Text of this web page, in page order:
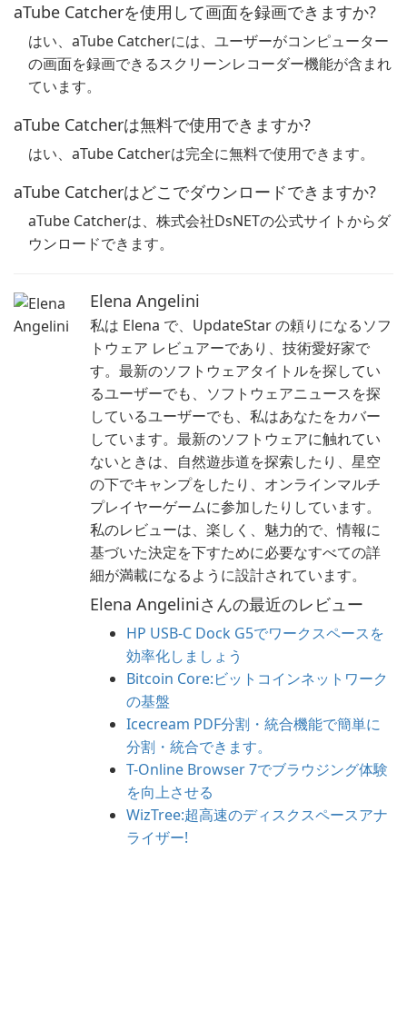
aTube Catcherを使用して画面を録画できますか?
はい、aTube Catcherには、ユーザーがコンピューター
の画面を録画できるスクリーンレコーダー機能が含まれ
ています。
aTube Catcherは無料で使用できますか?
はい、aTube Catcherは完全に無料で使用できます。
aTube Catcherはどこでダウンロードできますか?
aTube Catcherは、株式会社DsNETの公式サイトからダ
ウンロードできます。
Elena Angelini
私は Elena で、UpdateStar の頼りになるソフ
トウェア レビュアーであり、技術愛好家で
す。最新のソフトウェアタイトルを探してい
るユーザーでも、ソフトウェアニュースを探
しているユーザーでも、私はあなたをカバー
しています。最新のソフトウェアに触れてい
ないときは、自然遊歩道を探索したり、星空
の下でキャンプをしたり、オンラインマルチ
プレイヤーゲームに参加したりしています。
私のレビューは、楽しく、魅力的で、情報に
基づいた決定を下すために必要なすべての詳
細が満載になるように設計されています。
Elena Angeliniさんの最近のレビュー
HP USB-C Dock G5でワークスペースを
効率化しましょう
Bitcoin Core:ビットコインネットワーク
の基盤
Icecream PDF分割・統合機能で簡単に
分割・統合できます。
T-Online Browser 7でブラウジング体験
を向上させる
WizTree:超高速のディスクスペースアナ
ライザー!